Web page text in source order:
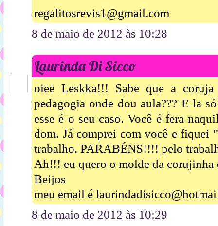
regalitosrevis1@gmail.com
8 de maio de 2012 às 10:28
Laurinda Di Sicco
oiee Leskka!!! Sabe que a
pedagogia onde dou aula??? E la
esse é o seu caso. Você é fera
dom. Já comprei com você e
trabalho. PARABÉNS!!!! pelo
Ah!!! eu quero o molde da corujinha
Beijos
meu email é
8 de maio de 2012 às 10:29